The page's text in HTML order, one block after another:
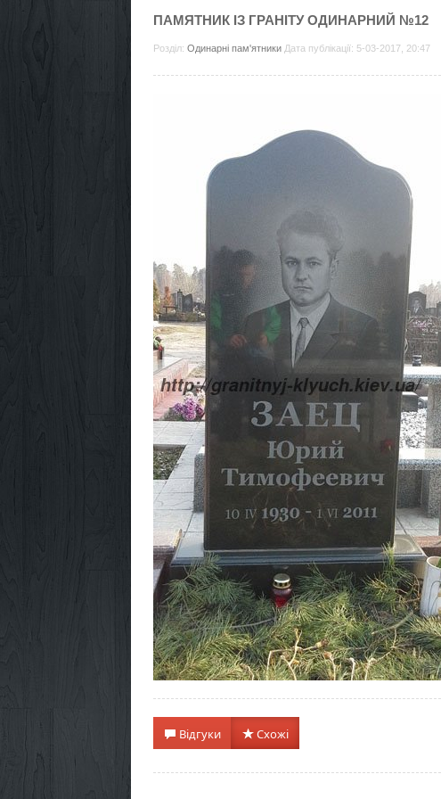
ПАМЯТНИК ІЗ ГРАНІТУ ОДИНАРНИЙ №12
Розділ: Одинарні пам'ятники Дата публікації: 5-03-2017, 20:47
Відгуки Схожі
Гранітний памятник преміум №40